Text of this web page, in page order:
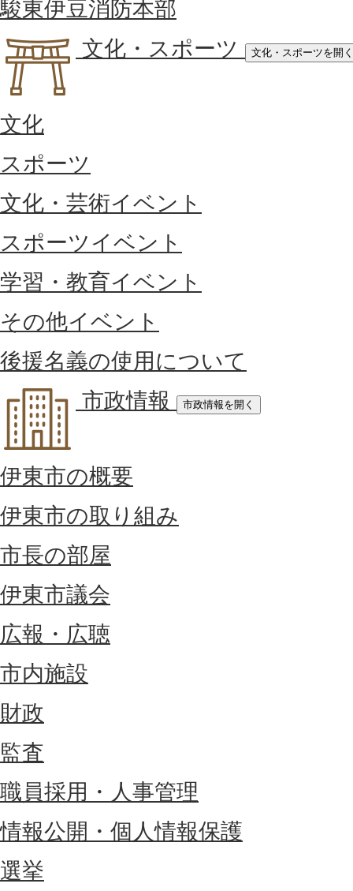
駿東伊豆消防本部
文化・スポーツ
文化・スポーツを開く
文化
スポーツ
文化・芸術イベント
スポーツイベント
学習・教育イベント
その他イベント
後援名義の使用について
市政情報
市政情報を開く
伊東市の概要
伊東市の取り組み
市長の部屋
伊東市議会
広報・広聴
市内施設
財政
監査
職員採用・人事管理
情報公開・個人情報保護
選挙